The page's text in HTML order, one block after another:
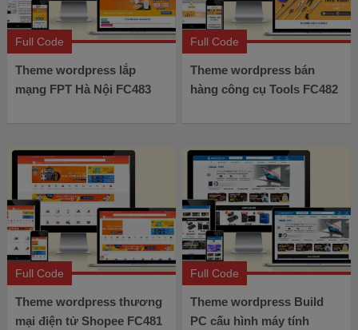
Full Code
Theme wordpress lắp
mạng FPT Hà Nội FC483
Full Code
Theme wordpress bán
hàng công cụ Tools FC482
Full Code
Theme wordpress thương
mại điện tử Shopee FC481
Full Code
Theme wordpress Build
PC cấu hình máy tính